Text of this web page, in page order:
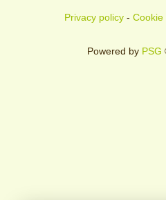
Privacy policy- Cookie
Powered by PSG